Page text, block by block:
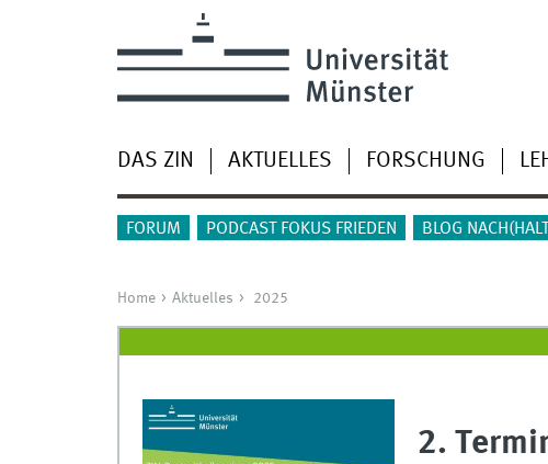
DAS ZIN AKTUELLES FORSCHUNG
FORUM PODCAST FOKUS FRIEDEN BLOG
Home Aktuelles 2025
2.